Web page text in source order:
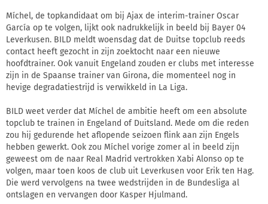
Míchel, de topkandidaat om bij Ajax de interim-trainer Oscar
García op te volgen, lijkt ook nadrukkelijk in beeld bij Bayer 04
Leverkusen. BILD meldt woensdag dat de Duitse topclub reeds
contact heeft gezocht in zijn zoektocht naar een nieuwe
hoofdtrainer. Ook vanuit Engeland zouden er clubs met interesse
zijn in de Spaanse trainer van Girona, die momenteel nog in
hevige degradatiestrijd is verwikkeld in La Liga.
BILD weet verder dat Míchel de ambitie heeft om een absolute
topclub te trainen in Engeland of Duitsland. Mede om die reden
zou hij gedurende het aflopende seizoen flink aan zijn Engels
hebben gewerkt. Ook zou Míchel vorige zomer al in beeld zijn
geweest om de naar Real Madrid vertrokken Xabi Alonso op te
volgen, maar toen koos de club uit Leverkusen voor Erik ten Hag.
Die werd vervolgens na twee wedstrijden in de Bundesliga al
ontslagen en vervangen door Kasper Hjulmand.